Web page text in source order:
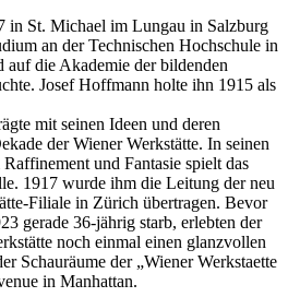
in St. Michael im Lungau in Salzburg
an der Technischen Hochschule in
auf die Akademie der bildenden
Josef Hoffmann holte ihn 1915 als
mit seinen Ideen und deren
der Wiener Werkstätte. In seinen
und Fantasie spielt das
1917 wurde ihm die Leitung der neu
Filiale in Zürich übertragen. Bevor
gerade 36-jährig starb, erlebten der
noch einmal einen glanzvollen
Schauräume der „Wiener Werkstaette
in Manhattan.